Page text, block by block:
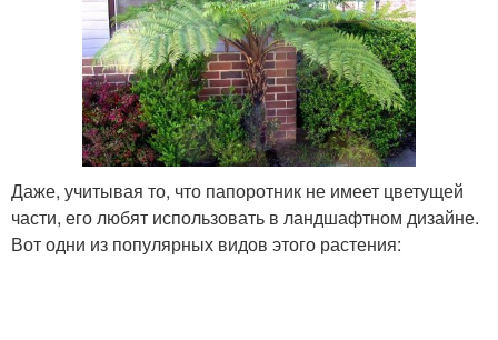
Даже, учитывая то, что папоротник не имеет цветущей
части, его любят использовать в ландшафтном дизайне.
Вот одни из популярных видов этого растения: